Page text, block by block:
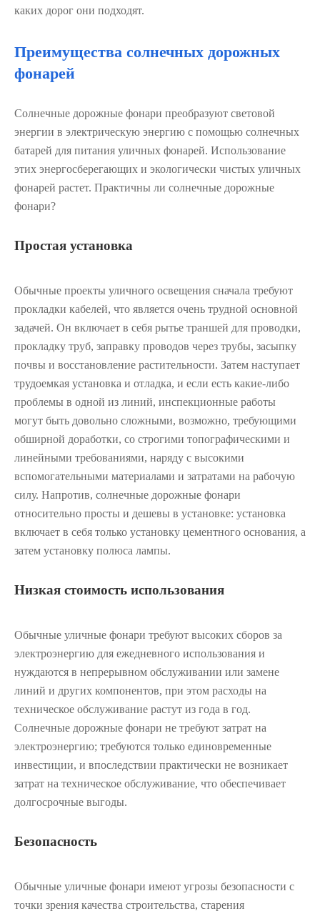
каких дорог они подходят.
Преимущества солнечных дорожных
фонарей
Солнечные дорожные фонари преобразуют световой
энергии в электрическую энергию с помощью солнечных
батарей для питания уличных фонарей. Использование
этих энергосберегающих и экологически чистых уличных
фонарей растет. Практичны ли солнечные дорожные
фонари?
Простая установка
Обычные проекты уличного освещения сначала требуют
прокладки кабелей, что является очень трудной основной
задачей. Он включает в себя рытье траншей для проводки,
прокладку труб, заправку проводов через трубы, засыпку
почвы и восстановление растительности. Затем наступает
трудоемкая установка и отладка, и если есть какие-либо
проблемы в одной из линий, инспекционные работы
могут быть довольно сложными, возможно, требующими
обширной доработки, со строгими топографическими и
линейными требованиями, наряду с высокими
вспомогательными материалами и затратами на рабочую
силу. Напротив, солнечные дорожные фонари
относительно просты и дешевы в установке: установка
включает в себя только установку цементного основания, а
затем установку полюса лампы.
Низкая стоимость использования
Обычные уличные фонари требуют высоких сборов за
электроэнергию для ежедневного использования и
нуждаются в непрерывном обслуживании или замене
линий и других компонентов, при этом расходы на
техническое обслуживание растут из года в год.
Солнечные дорожные фонари не требуют затрат на
электроэнергию; требуются только единовременные
инвестиции, и впоследствии практически не возникает
затрат на техническое обслуживание, что обеспечивает
долгосрочные выгоды.
Безопасность
Обычные уличные фонари имеют угрозы безопасности с
точки зрения качества строительства, старения